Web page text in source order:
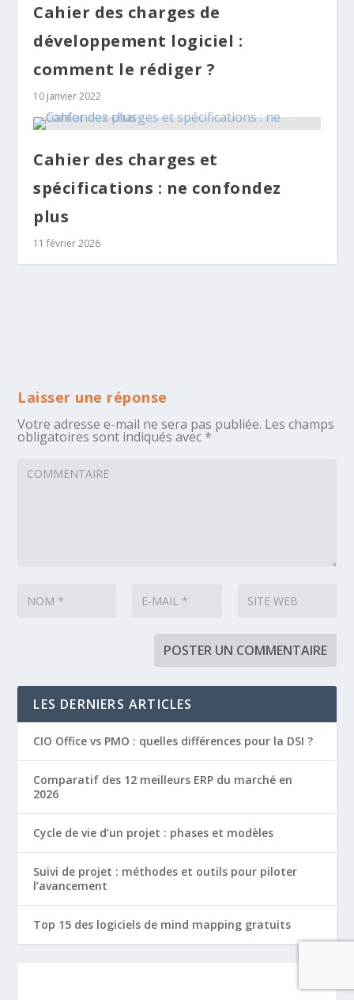
Cahier des charges de
développement logiciel :
comment le rédiger ?
10 janvier 2022
Cahier des charges et
spécifications : ne confondez
plus
11 février 2026
Laisser une réponse
Votre adresse e-mail ne sera pas publiée. Les champs
obligatoires sont indiqués avec *
LES DERNIERS ARTICLES
CIO Office vs PMO : quelles différences pour la DSI ?
Comparatif des 12 meilleurs ERP du marché en
2026
Cycle de vie d’un projet : phases et modèles
Suivi de projet : méthodes et outils pour piloter
l’avancement
Top 15 des logiciels de mind mapping gratuits